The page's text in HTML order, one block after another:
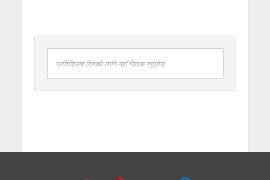
प्रतिक्रिया दिनको लागि यहाँ क्लिक गर्नुहोस्